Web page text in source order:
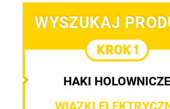
WYSZUKAJ
HAKI HOLOWNICZE
WIĄZKI